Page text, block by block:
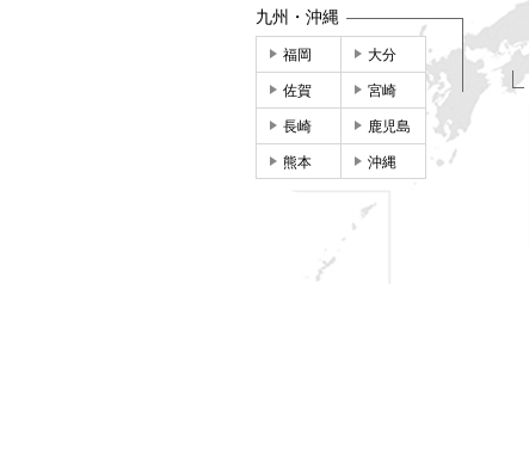
九州・沖縄
福岡 大分
佐賀 宮崎
長崎 鹿児島
熊本 沖縄